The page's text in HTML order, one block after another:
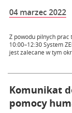
04 marzec 2022
Z powodu pilnych prac
10:00–12:30 System
jest zalecane w tym
Komunikat
pomocy